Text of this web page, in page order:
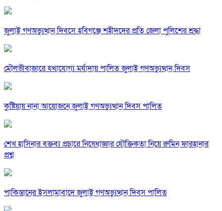
জুলাই গণঅভ্যুত্থান দিবসে হবিগঞ্জে শহীদদের প্রতি জেলা পুলিশের শ্রদ্ধা
মৌলভীবাজারে যথাযোগ্য মর্যাদায় পালিত জুলাই গণঅভ্যুত্থান দিবস
কুষ্টিয়ায় নানা আয়োজনে জুলাই গণঅভ্যুত্থান দিবস পালিত
শেখ হাসিনার বক্তব্য প্রচারে নিষেধাজ্ঞার যৌক্তিকতা নিয়ে রুমিন ফারহানার
প্রশ্ন
পাকিস্তানের ইসলামাবাদে জুলাই গণঅভ্যুত্থান দিবস পালিত